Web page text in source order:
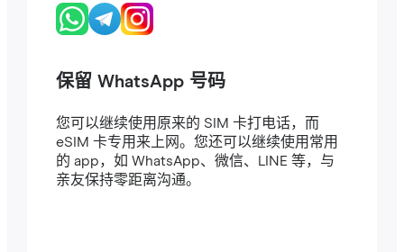
保留 WhatsApp 号码
您可以继续使用原来的 SIM 卡打电话，而
eSIM 卡专用来上网。您还可以继续使用常用
的 app，如 WhatsApp、微信、LINE 等，与
亲友保持零距离沟通。